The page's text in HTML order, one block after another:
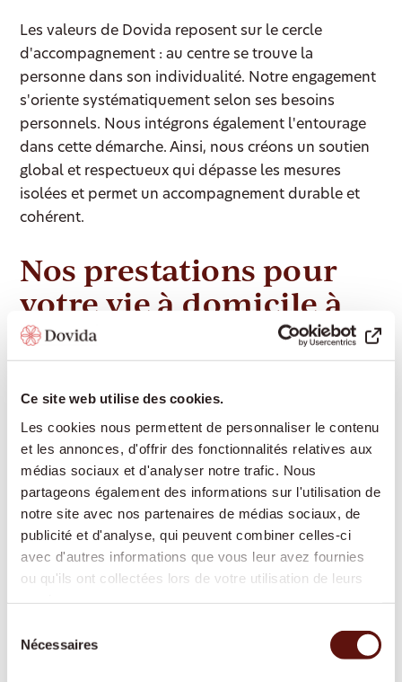
Ce site web utilise des cookies.
Les cookies nous permettent de personnaliser le contenu
et les annonces, d'offrir des fonctionnalités relatives aux
médias sociaux et d'analyser notre trafic. Nous
partageons également des informations sur l'utilisation de
notre site avec nos partenaires de médias sociaux, de
publicité et d'analyse, qui peuvent combiner celles-ci
avec d'autres informations que vous leur avez fournies
ou qu'ils ont collectées lors de votre utilisation de leurs
Nécessaires
Les valeurs de Dovida reposent sur le cercle
d'accompagnement : au centre se trouve la
personne dans son individualité. Notre engagement
s'oriente systématiquement selon ses besoins
personnels. Nous intégrons également l'entourage
dans cette démarche. Ainsi, nous créons un soutien
global et respectueux qui dépasse les mesures
isolées et permet un accompagnement durable et
cohérent.
Nos prestations pour
votre vie à domicile à
Erlinsbach
services d'accompagnement et de soins, afin que
vous puissiez vivre de manière autonome chez vous
aussi longtemps que possible :
partagées, lecture, jeux, partage de souvenirs –
domestiques, lessive, travaux légers de nettoyage